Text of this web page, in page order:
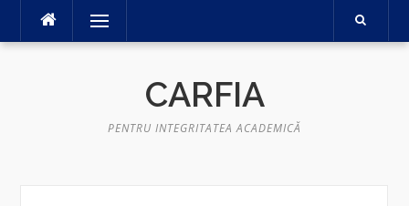
conținut
Meniu
CARFIA
PENTRU INTEGRITATEA ACADEMICĂ